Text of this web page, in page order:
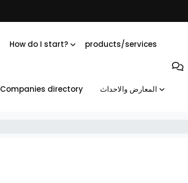
How do I start? products/services
Companies directory المعارض والاحداث